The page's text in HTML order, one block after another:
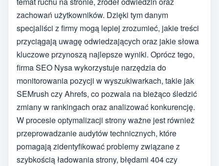
zachowań użytkowników. Dzięki tym danym
specjaliści z firmy mogą lepiej zrozumieć, jakie treści
przyciągają uwagę odwiedzających oraz jakie słowa
kluczowe przynoszą najlepsze wyniki. Oprócz tego,
firma SEO Nysa wykorzystuje narzędzia do
monitorowania pozycji w wyszukiwarkach, takie jak
SEMrush czy Ahrefs, co pozwala na bieżąco śledzić
zmiany w rankingach oraz analizować konkurencję.
W procesie optymalizacji strony ważne jest również
przeprowadzanie audytów technicznych, które
pomagają zidentyfikować problemy związane z
szybkością ładowania strony, błędami 404 czy